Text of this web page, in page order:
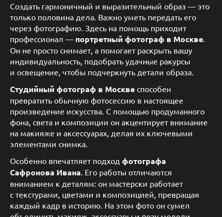
Создать гармоничный и выразительный образ — это
только половина дела. Важно уметь передать его
через фотографию. Здесь на помощь приходит
профессионал — портретный фотограф в Москве
Он не просто снимает, а помогает раскрыть вашу
индивидуальность, подобрать удачные ракурсы
и освещение, чтобы подчеркнуть детали образа.
Студийный фотограф в Москве способен
превратить обычную фотосессию в настоящее
произведение искусства. С помощью продуманного
фона, света и композиции он акцентирует внимание
на макияже и аксессуарах, делая их ключевыми
элементами снимка.
Особенно впечатляет подход фотографа
Сафронова Ивана . Его работы отличаются
вниманием к деталям: он мастерски работает
с текстурами, цветами и композицией, превращая
каждый кадр в историю. На этом фото он сумел